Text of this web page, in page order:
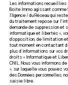
Les informations recueillies
Boite Immo agissant
l'Agence / du Réseau qui
du traitement repose sur
demande de suppression et
informatique et libertés »,
d’opposition, de limitation
tout moment en contactant
plus d’informations sur vos
droits « Informatique et
CNIL. Nous vous informons
», sur laquelle vous pouvez
des Données personnelles,
saisie libre.